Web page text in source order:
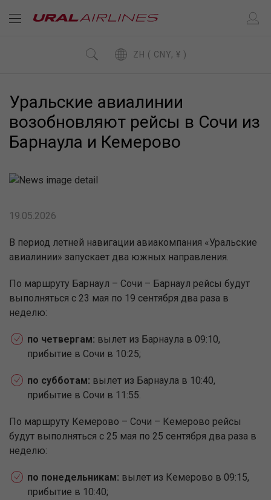
ZH ( CNY, ¥ )
Уральские авиалинии
возобновляют рейсы в Сочи из
Барнаула и Кемерово
19.05.2026
В период летней навигации авиакомпания «Уральские
авиалинии» запускает два южных направления.
По маршруту Барнаул – Сочи – Барнаул рейсы будут
выполняться с 23 мая по 19 сентября два раза в
неделю:
по четвергам: вылет из Барнаула в 09:10,
прибытие в Сочи в 10:25;
по субботам: вылет из Барнаула в 10:40,
прибытие в Сочи в 11:55.
По маршруту Кемерово – Сочи – Кемерово рейсы
будут выполняться с 25 мая по 25 сентября два раза в
неделю:
по понедельникам: вылет из Кемерово в 09:15,
прибытие в 10:40;